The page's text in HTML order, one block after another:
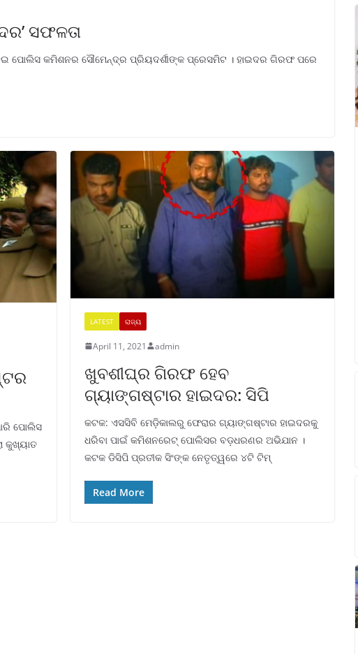
ସଫଳତା
ପୋଲିସ କମିଶନର ସୌମେନ୍ଦ୍ର ପ୍ରିୟଦର୍ଶୀଙ୍କ ପ୍ରେସମିଟ । ହାଇଦର ଗିରଫ ପରେ
ପୋଲିସ
କୁଖ୍ୟାତ
LATEST ରାଜ୍ୟ
April 11, 2021 admin
ଖୁବଶୀଘ୍ର ଗିରଫ ହେବ
ଗ୍ୟାଙ୍ଗଷ୍ଟାର ହାଇଦର: ସିପି
କଟକ: ଏସସିବି ମେଡ଼ିକାଲରୁ ଫେରାର ଗ୍ୟାଙ୍ଗଷ୍ଟାର ହାଇଦରକୁ
ଧରିବା ପାଇଁ କମିଶନରେଟ୍ ପୋଲିସର ବଡ଼ଧରଣର ଅଭିଯାନ ।
କଟକ ଡିସିପି ପ୍ରତୀକ ସିଂଙ୍କ ନେତୃତ୍ୱରେ ୪ଟି ଟିମ୍
Read More